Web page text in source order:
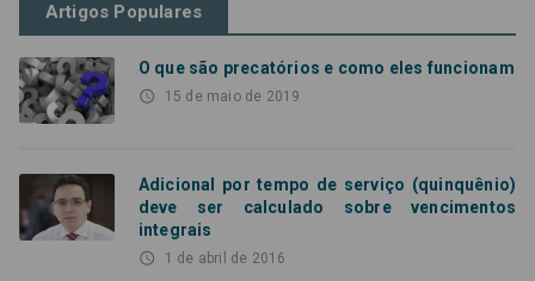
Artigos Populares
O que são precatórios e como eles funcionam
access_time 15 de maio de 2019
Adicional por tempo de serviço (quinquênio)
deve ser calculado sobre vencimentos
integrais
access_time 1 de abril de 2016